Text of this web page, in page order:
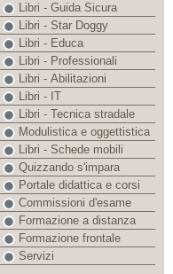
Libri - Guida Sicura
Libri - Star Doggy
Libri - Educa
Libri - Professionali
Libri - Abilitazioni
Libri - IT
Libri - Tecnica stradale
Modulistica e oggettistica
Libri - Schede mobili
Quizzando s'impara
Portale didattica e corsi
Commissioni d'esame
Formazione a distanza
Formazione frontale
Servizi